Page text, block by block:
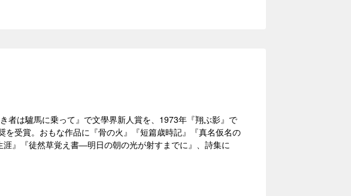
者は驢馬に乗って』で文學界新人賞を、1973年『翔ぶ影』で
受賞。おもな作品に『骨の火』『短篇歳時記』『真名仮名の
』『徒然草覚え書―明日の朝の光が射すまでに』、詩集に